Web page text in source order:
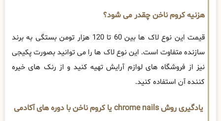
هزنیه کروم ناخن چقدر می شود؟
قیمت این نوع لاک ها بین 60 تا 120 هزار تومن بستگی به برند
سازنده متفاوت است. این نوع لاک ها را می توانید بصورت پکیجی
نیز از فروشگاه های لوازم آرایش تهیه کنید و از رنک های خیره
کننده آن استفاده کنید.
یادگیری روش chrome nails یا کروم ناخن با دوره های آکادمی